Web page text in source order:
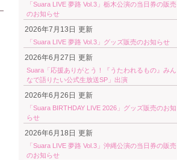
「Suara LIVE 夢路 Vol.3」栃木公演の当日券の販売
のお知らせ
2026年7月13日 更新
「Suara LIVE 夢路 Vol.3」グッズ販売のお知らせ
2026年6月27日 更新
Suara「応援ありがとう！『うたわれるもの』みん
なで語りたい公式生放送SP」出演
2026年6月26日 更新
「Suara BIRTHDAY LIVE 2026」グッズ販売のお知
らせ
2026年6月18日 更新
「Suara LIVE 夢路 Vol.3」沖縄公演の当日券の販売
のお知らせ